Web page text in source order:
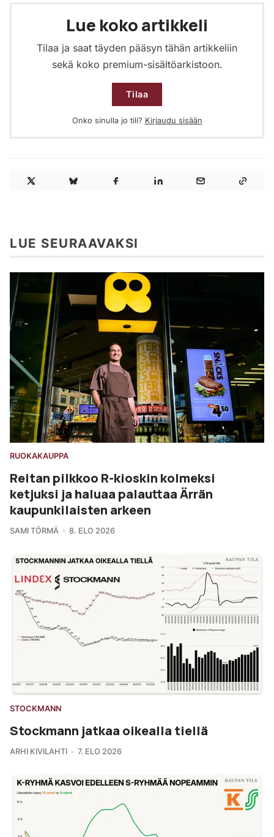
Lue koko artikkeli
Tilaa ja saat täyden pääsyn tähän artikkeliin
sekä koko premium-sisältöarkistoon.
Tilaa
Onko sinulla jo tili? Kirjaudu sisään
LUE SEURAAVAKSI
RUOKAKAUPPA
Reitan pilkkoo R-kioskin kolmeksi
ketjuksi ja haluaa palauttaa Ärrän
kaupunkilaisten arkeen
SAMI TÖRMÄ 8. ELO 2026
STOCKMANN
Stockmann jatkaa oikealla tiellä
ARHI KIVILAHTI 7. ELO 2026